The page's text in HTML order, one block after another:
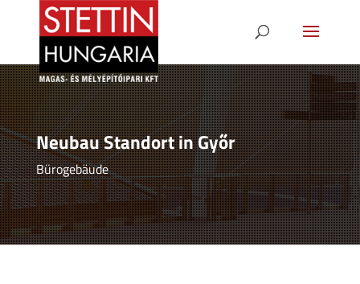
Neubau Standort in Győr
Bürogebäude